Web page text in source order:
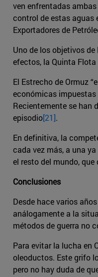
ven enfrentadas
control de estas aguas
Exportadores de
Uno de los objetivos
efectos, la Quinta Flota
El Estrecho de Ormuz
económicas impuestas
Recientemente se han
episodio[21].
En definitiva, la
cada vez más, a una
el resto del mundo,
Conclusiones
Desde hace varios
análogamente a la
métodos de guerra no
Para evitar la lucha en
oleoductos. Este grifo
pero no hay duda de